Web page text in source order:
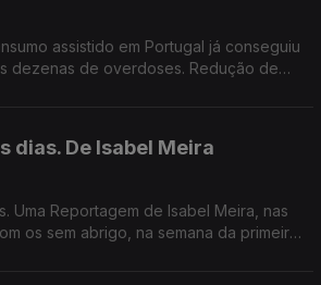
assistido em Portugal já conseguiu
dezenas de overdoses. Redução de
dias. De Isabel Meira
Uma Reportagem de Isabel Meira, nas
os sem abrigo, na semana da primeira